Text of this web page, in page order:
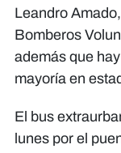
Leandro
Bomberos
además que
mayoría en
El bus
lunes por el